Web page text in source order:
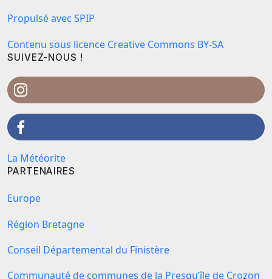
Propulsé avec SPIP
Contenu sous licence Creative Commons BY-SA
SUIVEZ-NOUS !
La Météorite
PARTENAIRES
Europe
Région Bretagne
Conseil Départemental du Finistère
Communauté de communes de la Presqu’île de Crozon